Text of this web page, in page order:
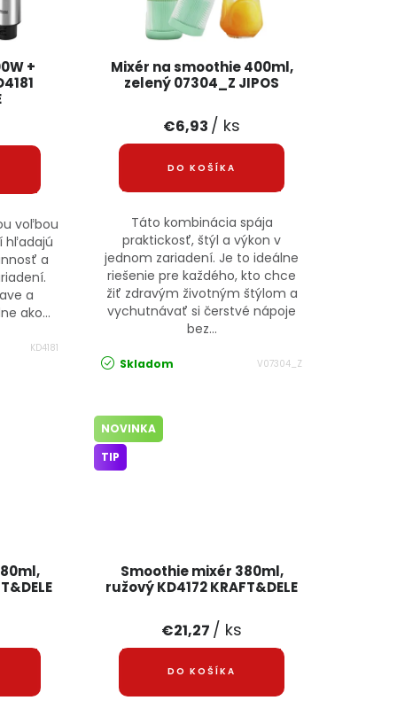
+
voľbou
hľadajú
a
a
ako...
KD4181
Mixér na smoothie 400ml,
zelený 07304_Z JIPOS
€6,93 / ks
DO KOŠÍKA
Táto kombinácia spája
praktickosť, štýl a výkon v
jednom zariadení. Je to ideálne
riešenie pre každého, kto chce
žiť zdravým životným štýlom a
vychutnávať si čerstvé nápoje
bez...
Skladom V07304_Z
Smoothie mixér 380ml,
ružový KD4172 KRAFT&DELE
NOVINKA
TIP
€21,27 / ks
DO KOŠÍKA